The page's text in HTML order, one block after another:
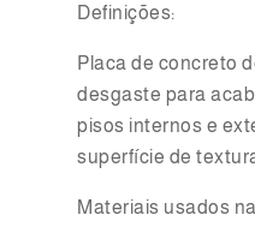
Definições:
Placa de concreto
desgaste para
pisos internos e
superfície de
Materiais usados